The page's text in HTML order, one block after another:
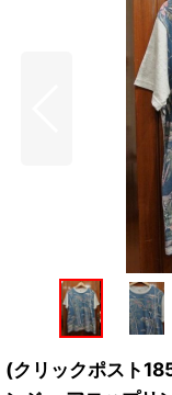
(クリックポスト